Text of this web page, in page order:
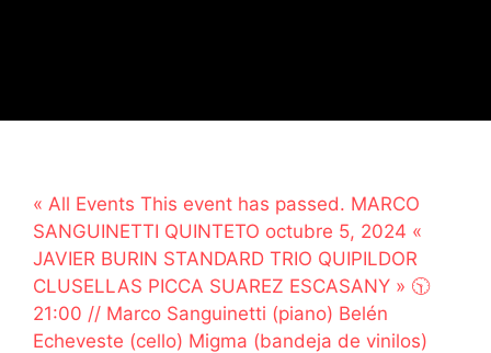
« All Events This event has passed. MARCO
SANGUINETTI QUINTETO octubre 5, 2024 «
JAVIER BURIN STANDARD TRIO QUIPILDOR
CLUSELLAS PICCA SUAREZ ESCASANY » 🕥
21:00 // Marco Sanguinetti (piano) Belén
Echeveste (cello) Migma (bandeja de vinilos)